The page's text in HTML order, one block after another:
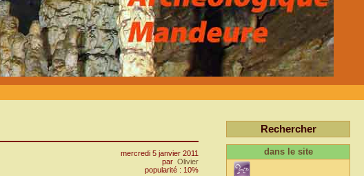
mercredi 5 janvier 2011
par Olivier
popularité : 10%
Rechercher
dans le site